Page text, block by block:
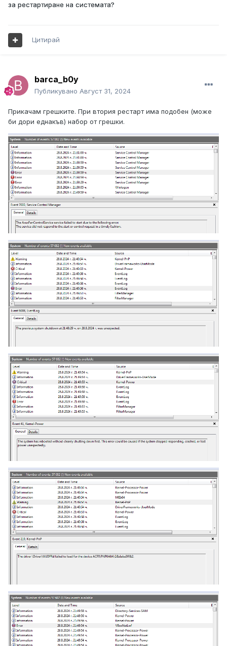
за рестартиране на системата?
Цитирай
barca_b0y
Публикувано Август 31, 2024
Прикачам грешките. При втория рестарт има подобен (може
би дори еднакъв) набор от грешки.